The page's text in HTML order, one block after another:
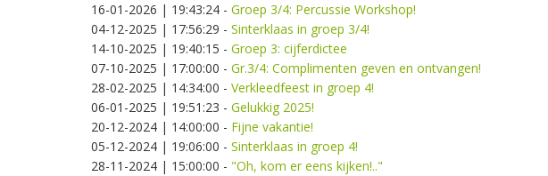
16-01-2026 | 19:43:24 - Groep 3/4: Percussie Workshop!
04-12-2025 | 17:56:29 - Sinterklaas in groep 3/4!
14-10-2025 | 19:40:15 - Groep 3: cijferdictee
07-10-2025 | 17:00:00 - Gr.3/4: Complimenten geven en ontvangen!
28-02-2025 | 14:34:00 - Verkleedfeest in groep 4!
06-01-2025 | 19:51:23 - Gelukkig 2025!
20-12-2024 | 14:00:00 - Fijne vakantie!
05-12-2024 | 19:06:00 - Sinterklaas in groep 4!
28-11-2024 | 15:00:00 - "Oh, kom er eens kijken!.."